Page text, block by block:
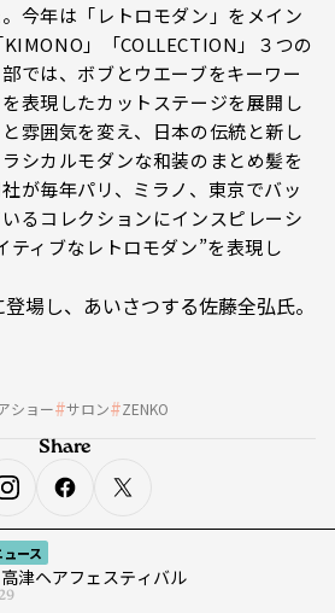
今年は「レトロモダン」をメイン
」「COLLECTION」３つの
では、ボブとウエーブをキーワー
表現したカットステージを展開し
雰囲気を変え、日本の伝統と新し
シカルモダンな和装のまとめ髪を
が毎年パリ、ミラノ、東京でバッ
るコレクションにインスピレーシ
ティブなレトロモダン”を表現し
場し、あいさつする佐藤全弘氏。
ショー サロン ZENKO
ース
津ヘアフェスティバル
Share